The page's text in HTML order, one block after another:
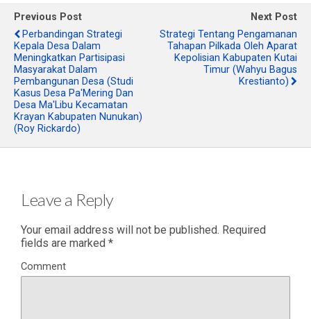
Previous Post
Perbandingan Strategi
Kepala Desa Dalam
Meningkatkan Partisipasi
Masyarakat Dalam
Pembangunan Desa (Studi
Kasus Desa Pa'Mering Dan
Desa Ma'Libu Kecamatan
Krayan Kabupaten Nunukan)
(Roy Rickardo)
Next Post
Strategi Tentang Pengamanan
Tahapan Pilkada Oleh Aparat
Kepolisian Kabupaten Kutai
Timur (Wahyu Bagus
Krestianto)
Leave a Reply
Your email address will not be published. Required
fields are marked *
Comment